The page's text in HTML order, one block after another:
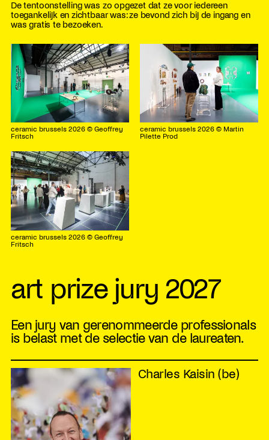
De tentoonstelling was zo opgezet dat ze voor iedereen
toegankelijk en zichtbaar was: ze bevond zich bij de ingang en
was gratis te bezoeken.
ceramic brussels 2026 © Geoffrey
Fritsch
ceramic brussels 2026 © Martin
Pilette Prod
ceramic brussels 2026 © Geoffrey
Fritsch
art prize jury 2027
Een jury van gerenommeerde professionals
is belast met de selectie van de laureaten.
Charles Kaisin (be)